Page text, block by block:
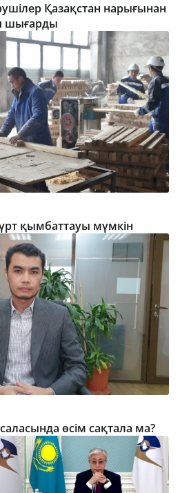
Қазақстан нарығынан
шығарды
қымбаттауы мүмкін
өсім сақтала ма?